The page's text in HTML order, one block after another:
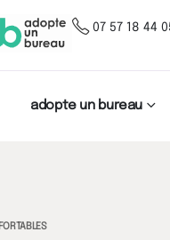
07 57 18 44
adopte un bureau